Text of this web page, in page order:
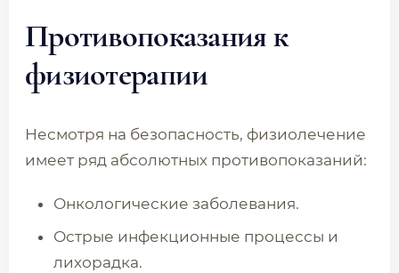
Противопоказания к
физиотерапии
Несмотря на безопасность, физиолечение
имеет ряд абсолютных противопоказаний:
Онкологические заболевания.
Острые инфекционные процессы и
лихорадка.